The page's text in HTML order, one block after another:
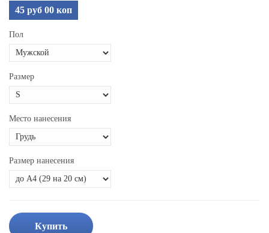
45 руб 00 коп
Пол
Размер
Место нанесения
Размер нанесения
Купить